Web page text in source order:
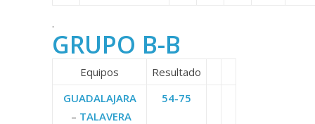
.
GRUPO B-B
Equipos
Resultado
GUADALAJARA
– TALAVERA
54-75